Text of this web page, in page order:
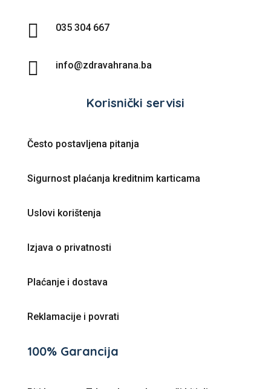
 035 304 667
 info@zdravahrana.ba
Korisnički servisi
Često postavljena pitanja
Sigurnost plaćanja kreditnim karticama
Uslovi korištenja
Izjava o privatnosti
Plaćanje i dostava
Reklamacije i povrati
100% Garancija